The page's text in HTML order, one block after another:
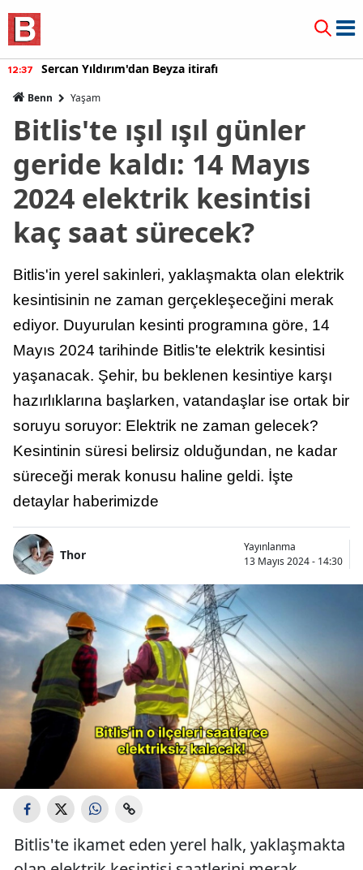
12:20 Burcu Özberk geri döndü!
Benn Yaşam
Bitlis'te ışıl ışıl günler
geride kaldı: 14 Mayıs
2024 elektrik kesintisi
kaç saat sürecek?
Bitlis'in yerel sakinleri, yaklaşmakta olan elektrik
kesintisinin ne zaman gerçekleşeceğini merak
ediyor. Duyurulan kesinti programına göre, 14
Mayıs 2024 tarihinde Bitlis'te elektrik kesintisi
yaşanacak. Şehir, bu beklenen kesintiye karşı
hazırlıklarına başlarken, vatandaşlar ise ortak bir
soruyu soruyor: Elektrik ne zaman gelecek?
Kesintinin süresi belirsiz olduğundan, ne kadar
süreceği merak konusu haline geldi. İşte
detaylar haberimizde
Thor
Yayınlanma
13 Mayıs 2024 - 14:30
Bitlis'te ikamet eden yerel halk, yaklaşmakta